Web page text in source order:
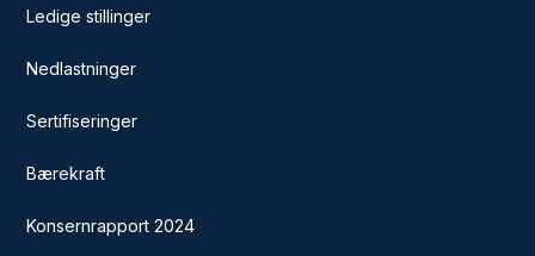
Ledige stillinger
Nedlastninger
Sertifiseringer
Bærekraft
Konsernrapport 2024